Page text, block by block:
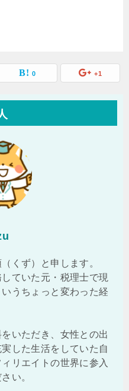
0 +1
くず）と申します。
ていた元・税理士で現
うちょっと変わった経
いただき、女性との出
した生活をしていた自
リエイトの世界に参入
い。